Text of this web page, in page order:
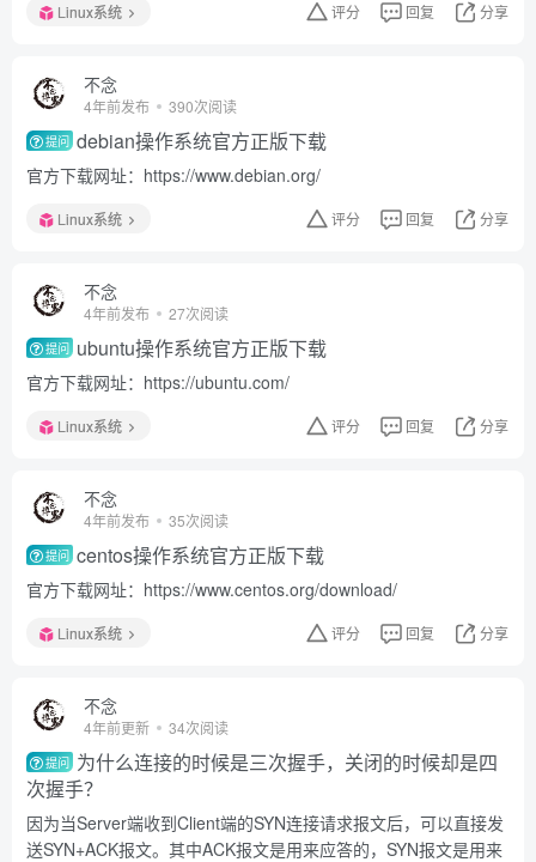
Linux系统 评分 回复 分享
不念
4年前发布 390次阅读
提问 debian操作系统官方正版下载
官方下载网址：https://www.debian.org/
Linux系统 评分 回复 分享
不念
4年前发布 27次阅读
提问 ubuntu操作系统官方正版下载
官方下载网址：https://ubuntu.com/
Linux系统 评分 回复 分享
不念
4年前发布 35次阅读
提问 centos操作系统官方正版下载
官方下载网址：https://www.centos.org/download/
Linux系统 评分 回复 分享
不念
4年前更新 34次阅读
提问 为什么连接的时候是三次握手，关闭的时候却是四
次握手？
因为当Server端收到Client端的SYN连接请求报文后，可以直接发
送SYN+ACK报文。其中ACK报文是用来应答的，SYN报文是用来